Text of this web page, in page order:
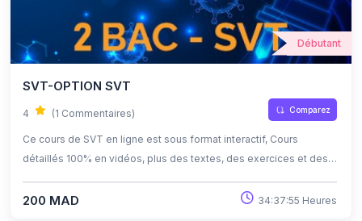
Débutant
SVT-OPTION SVT
4 (1 Commentaires) Comparez
Ce cours de SVT en ligne est sous format interactif, Cours
détaillés 100% en vidéos, plus des textes, des exercices et des
d'apprendre à son propre rythme grâce à l'auto-apprentissage et
200 MAD 34:37:55 Heures